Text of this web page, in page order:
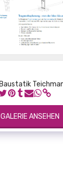
ANSEHEN